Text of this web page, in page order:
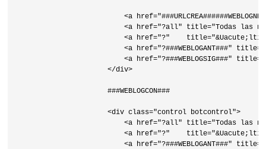
<a
<a href="?all" title="Todas las
<a href="?"
<a href="?###WEBLOGANT###"
<a href="?###WEBLOGSIG###"
                      </div>
                      ###WEBLOGCON###
                      <div class="control botcontrol">
<a href="?all" title="Todas las
<a href="?"
<a href="?###WEBLOGANT###"